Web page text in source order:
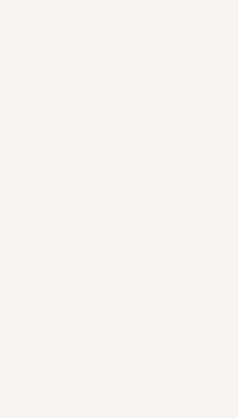
met